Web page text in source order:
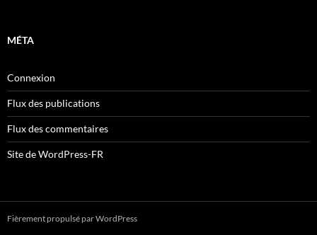
MÉTA
Connexion
Flux des publications
Flux des commentaires
Site de WordPress-FR
Fièrement propulsé par WordPress